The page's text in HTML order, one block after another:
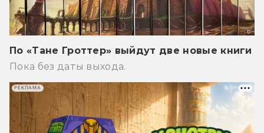
По «Тане Гроттер» выйдут две новые книги
Пока без даты выхода.
РЕКЛАМА